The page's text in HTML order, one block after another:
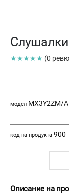
★★★★★ (0
модел MX3Y2ZM/A
код на продукта 900
Описание на